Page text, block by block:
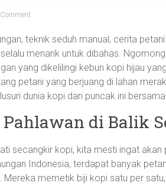
teknik seduh manual, cerita
menarik untuk dibahas.
yang dikelilingi kebun kopi hijau
petani yang berjuang di lahan
dunia kopi dari puncak ini
di Balik
secangkir kopi, kita mesti ingat
Indonesia, terdapat banyak
Mereka memetik biji kopi satu per